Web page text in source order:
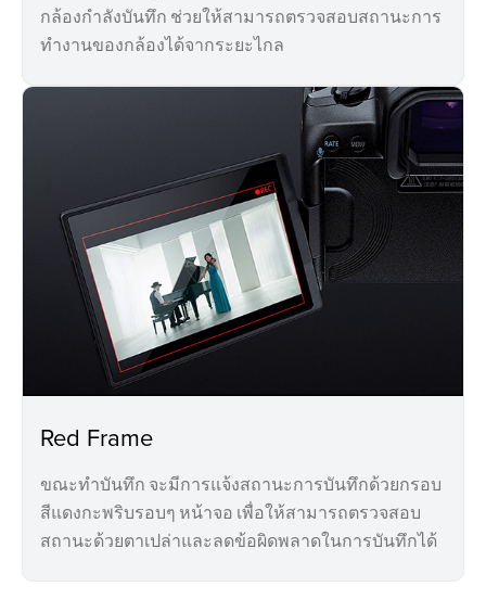
กล้องกำลังบันทึก ช่วยให้สามารถตรวจสอบสถานะการ
ทำงานของกล้องได้จากระยะไกล
Red Frame
ขณะทำบันทึก จะมีการแจ้งสถานะการบันทึกด้วยกรอบ
สีแดงกะพริบรอบๆ หน้าจอ เพื่อให้สามารถตรวจสอบ
สถานะด้วยตาเปล่าและลดข้อผิดพลาดในการบันทึกได้